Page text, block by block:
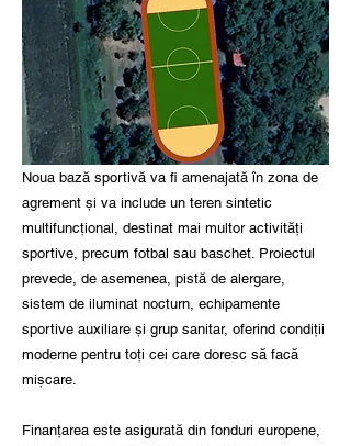
Noua bază sportivă va fi amenajată în zona de
agrement și va include un teren sintetic
multifuncțional, destinat mai multor activități
sportive, precum fotbal sau baschet. Proiectul
prevede, de asemenea, pistă de alergare,
sistem de iluminat nocturn, echipamente
sportive auxiliare și grup sanitar, oferind condiții
moderne pentru toți cei care doresc să facă
mișcare.
Finanțarea este asigurată din fonduri europene,